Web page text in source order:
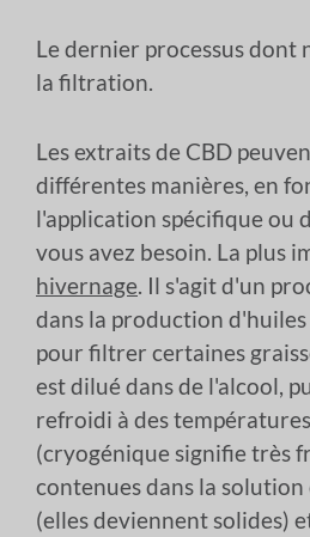
Le dernier processus dont
la filtration.
Les extraits de CBD
différentes manières, en
l'application spécifique ou
vous avez besoin. La plus
hivernage. Il s'agit d'un
dans la production
pour filtrer certaines
est dilué dans de l'alcool,
refroidi à des
(cryogénique signifie très
contenues dans la
(elles deviennent solides)